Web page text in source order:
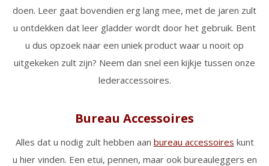
doen. Leer gaat bovendien erg lang mee, met de jaren zult
u ontdekken dat leer gladder wordt door het gebruik. Bent
u dus opzoek naar een uniek product waar u nooit op
uitgekeken zult zijn? Neem dan snel een kijkje tussen onze
lederaccessoires.
Bureau Accessoires
Alles dat u nodig zult hebben aan bureau accessoires kunt
u hier vinden. Een etui, pennen, maar ook bureauleggers en